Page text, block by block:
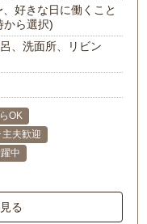
好きな日に働くこと
から選択)
、洗面所、リビン
OK
主夫歓迎
中
る